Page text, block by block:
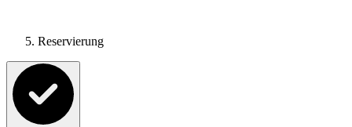
Reservierung